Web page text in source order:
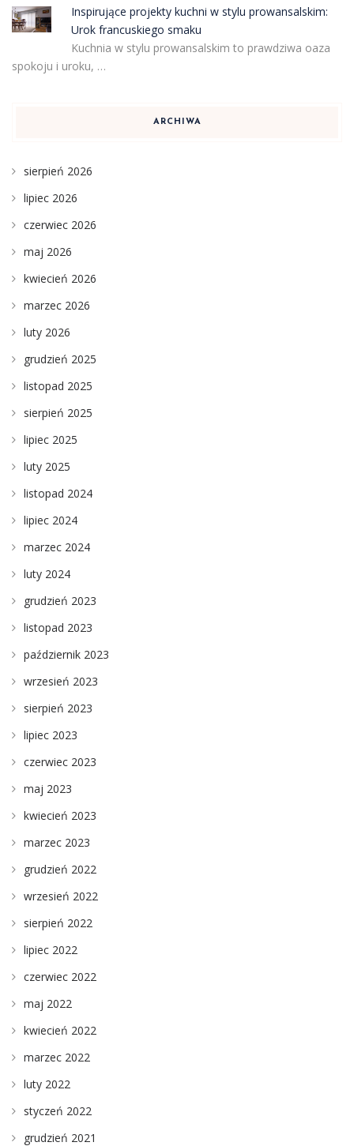
Inspirujące projekty kuchni w stylu prowansalskim:
Urok francuskiego smaku
Kuchnia w stylu prowansalskim to prawdziwa oaza
spokoju i uroku, …
ARCHIWA
sierpień 2026
lipiec 2026
czerwiec 2026
maj 2026
kwiecień 2026
marzec 2026
luty 2026
grudzień 2025
listopad 2025
sierpień 2025
lipiec 2025
luty 2025
listopad 2024
lipiec 2024
marzec 2024
luty 2024
grudzień 2023
listopad 2023
październik 2023
wrzesień 2023
sierpień 2023
lipiec 2023
czerwiec 2023
maj 2023
kwiecień 2023
marzec 2023
grudzień 2022
wrzesień 2022
sierpień 2022
lipiec 2022
czerwiec 2022
maj 2022
kwiecień 2022
marzec 2022
luty 2022
styczeń 2022
grudzień 2021